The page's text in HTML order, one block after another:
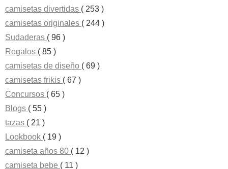
camisetas divertidas ( 253 )
camisetas originales ( 244 )
Sudaderas ( 96 )
Regalos ( 85 )
camisetas de diseño ( 69 )
camisetas frikis ( 67 )
Concursos ( 65 )
Blogs ( 55 )
tazas ( 21 )
Lookbook ( 19 )
camiseta años 80 ( 12 )
camiseta bebe ( 11 )